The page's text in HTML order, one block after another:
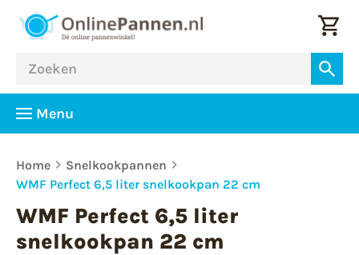
Menu
Home
Snelkookpannen
WMF Perfect 6,5 liter snelkookpan 22 cm
WMF Perfect 6,5 liter
snelkookpan 22 cm